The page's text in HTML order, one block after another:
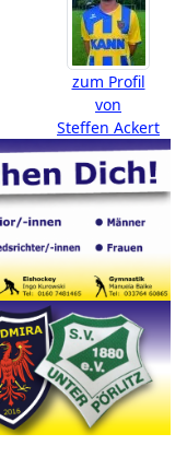
zum Profil
von
Steffen Ackert